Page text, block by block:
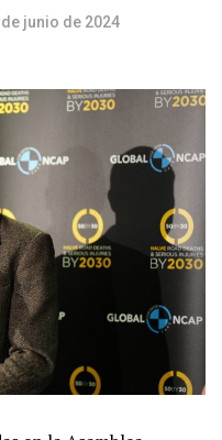
de junio de 2024